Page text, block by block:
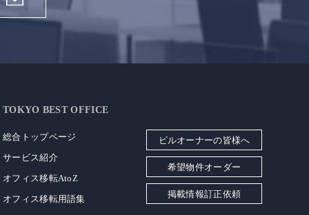
TOKYO BEST OFFICE
総合トップページ
サービス紹介
オフィス移転AtoZ
オフィス移転用語集
ビルオーナーの皆様へ
希望物件オーダー
掲載情報訂正依頼